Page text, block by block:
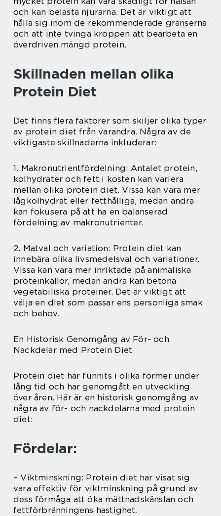
och kan belasta njurarna. Det är viktigt att
hålla sig inom de rekommenderade gränserna
och att inte tvinga kroppen att bearbeta en
överdriven mängd protein.
Skillnaden mellan olika
Protein Diet
Det finns flera faktorer som skiljer olika typer
av protein diet från varandra. Några av de
viktigaste skillnaderna inkluderar:
1. Makronutrientfördelning: Antalet protein,
kolhydrater och fett i kosten kan variera
mellan olika protein diet. Vissa kan vara mer
lågkolhydrat eller fetthålliga, medan andra
kan fokusera på att ha en balanserad
fördelning av makronutrienter.
2. Matval och variation: Protein diet kan
innebära olika livsmedelsval och variationer.
Vissa kan vara mer inriktade på animaliska
proteinkällor, medan andra kan betona
vegetabiliska proteiner. Det är viktigt att
välja en diet som passar ens personliga smak
och behov.
En Historisk Genomgång av För- och
Nackdelar med Protein Diet
Protein diet har funnits i olika former under
lång tid och har genomgått en utveckling
över åren. Här är en historisk genomgång av
några av för- och nackdelarna med protein
diet:
Fördelar:
– Viktminskning: Protein diet har visat sig
vara effektiv för viktminskning på grund av
dess förmåga att öka mättnadskänslan och
fettförbränningens hastighet.